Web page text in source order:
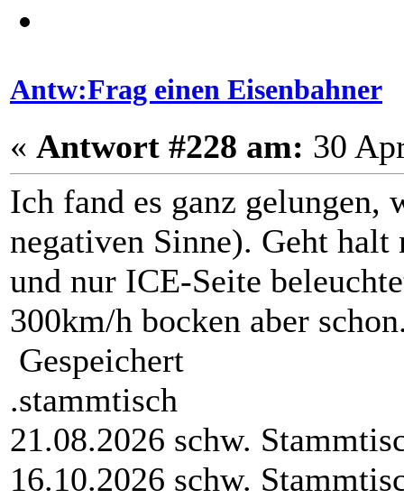
Antw:Frag einen Eisenbahner
« Antwort #228 am: 30
Ich fand es ganz
negativen Sinne). Geht
und nur ICE-Seite
300km/h bocken aber
Gespeichert
.stammtisch
21.08.2026 schw.
16.10.2026 schw.